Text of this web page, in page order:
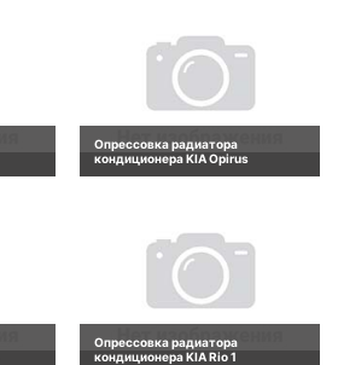
Опрессовка радиатора
кондиционера KIA Opirus
Опрессовка радиатора
кондиционера KIA Rio 1